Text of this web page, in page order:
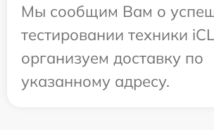
Мы сообщим Вам о
тестировании техники
организуем доставку по
указанному адресу.